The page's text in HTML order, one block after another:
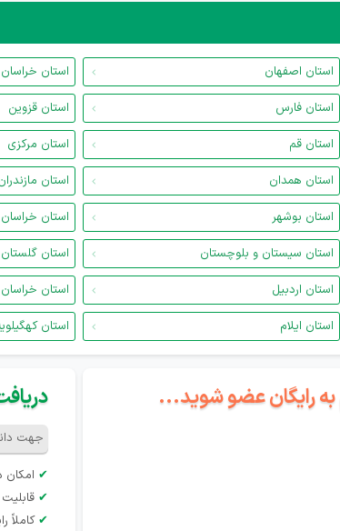
استان اصفهان استان
استان فارس استان قزوین
استان قم استان مرکزی
استان همدان استان
استان بوشهر استان
استان سیستان و بلوچستان استان گلستان
استان اردبیل استان
استان ایلام استان
به رایگان عضو شوید...
جهت
✔
✔
✔کاملاً